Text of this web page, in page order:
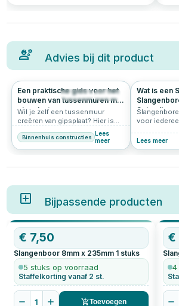
Advies bij dit product
1628 4.7
Een praktische gids voor het
bouwen van tussenmuren met
gipsplaat
Wil je zelf een tussenmuur
creëren van gipsplaat? Hier is
een handige gids voor het
maken van een scheidingswand
op zolder om twee aparte
Binnenhuis constructies Lees
meer
Wat is een
Hardhout
voor
nu werkt
hardhout,
efficiënte
gids ontdek
verhoudt
boren in
geven we
het kiezen
Lees meer
Bijpassende producten
€ 7,50
Slangenboor 8mm x 235mm 1 stuks
5 stuks op voorraad
Staffelkorting vanaf 2 st.
1 Toevoegen
€
4